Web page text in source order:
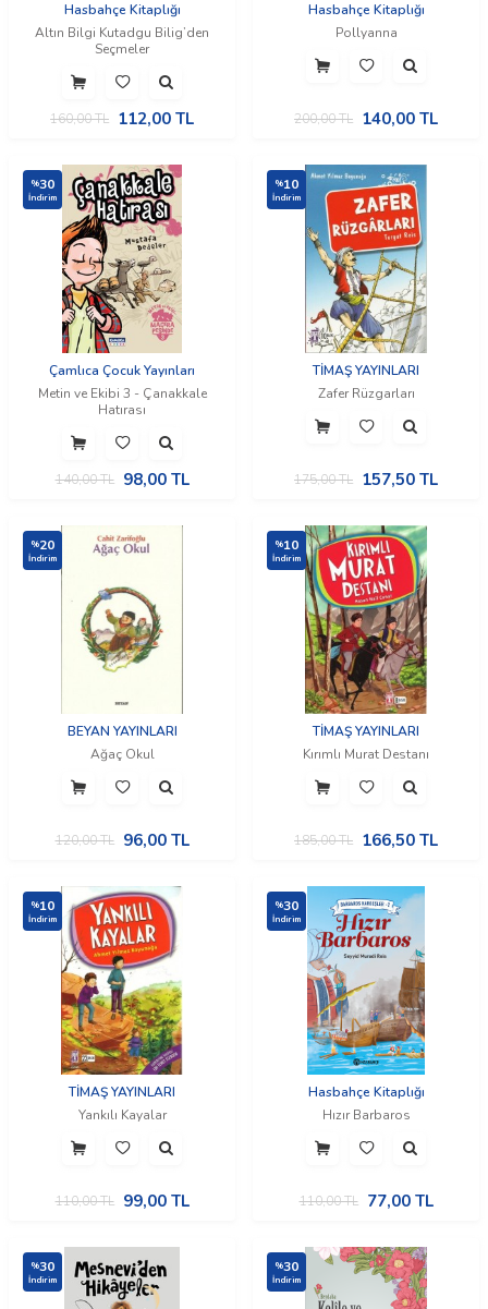
Hasbahçe Kitaplığı
Altın Bilgi Kutadgu Bilig’den
Seçmeler
160,00TL 112,00 TL
Hasbahçe Kitaplığı
Pollyanna
200,00TL 140,00 TL
%30
İndirim
Çamlıca Çocuk Yayınları
Metin ve Ekibi 3 - Çanakkale
Hatırası
140,00TL 98,00TL
%10
İndirim
TİMAŞ YAYINLARI
Zafer Rüzgarları
175,00TL 157,50 TL
%20
İndirim
BEYAN YAYINLARI
Ağaç Okul
120,00TL 96,00TL
%10
İndirim
TİMAŞ YAYINLARI
Kırımlı Murat Destanı
185,00TL 166,50 TL
%10
İndirim
TİMAŞ YAYINLARI
Yankılı Kayalar
110,00TL 99,00TL
%30
İndirim
Hasbahçe Kitaplığı
Hızır Barbaros
110,00TL 77,00TL
%30
İndirim
%30
İndirim